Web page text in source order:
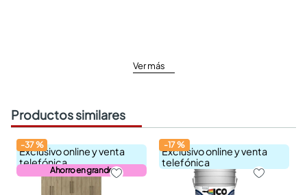
Ver más
Productos similares
Exclusivo online y venta
telefónica
Ahorro en grande
-37%
Exclusivo online y venta
telefónica
-17%